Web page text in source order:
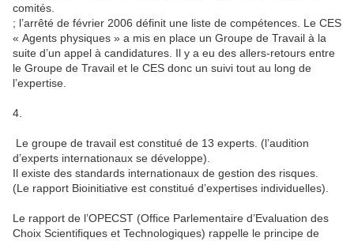
comités.
; l’arrêté de février 2006 définit une liste de compétences. Le CES
« Agents physiques » a mis en place un Groupe de Travail à la
suite d’un appel à candidatures. Il y a eu des allers-retours entre
le Groupe de Travail et le CES donc un suivi tout au long de
l’expertise.
4.
Le groupe de travail est constitué de 13 experts. (l’audition
d’experts internationaux se développe).
Il existe des standards internationaux de gestion des risques.
(Le rapport Bioinitiative est constitué d’expertises individuelles).
Le rapport de l’OPECST (Office Parlementaire d’Evaluation des
Choix Scientifiques et Technologiques) rappelle le principe de